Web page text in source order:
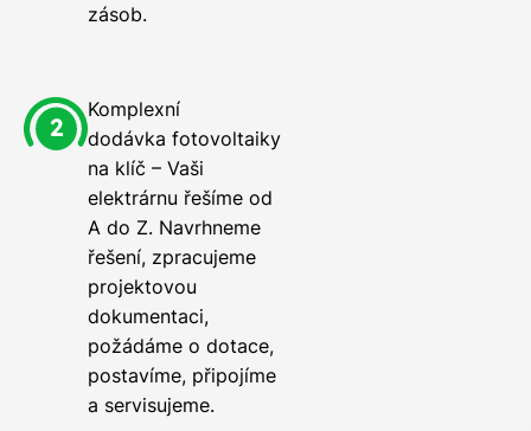
zásob.
Komplexní
dodávka fotovoltaiky
na klíč – Vaši
elektrárnu řešíme od
A do Z. Navrhneme
řešení, zpracujeme
projektovou
dokumentaci,
požádáme o dotace,
postavíme, připojíme
a servisujeme.